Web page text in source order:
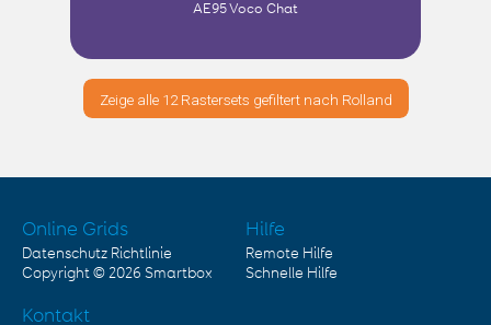
AE95 Voco Chat
Zeige alle 12 Rastersets gefiltert nach Rolland
Online Grids
Datenschutz Richtlinie
Copyright © 2026 Smartbox
Hilfe
Remote Hilfe
Schnelle Hilfe
Kontakt